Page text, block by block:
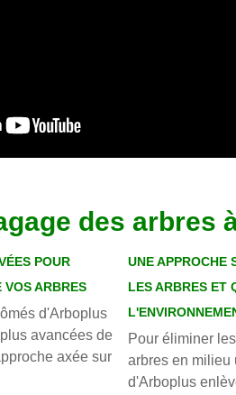
des arbres
POUR
ARBRES
d'Arboplus
avancées de
axée sur
UNE APPROCHE
LES ARBRES ET
Pour éliminer
arbres en milieu
d'Arboplus